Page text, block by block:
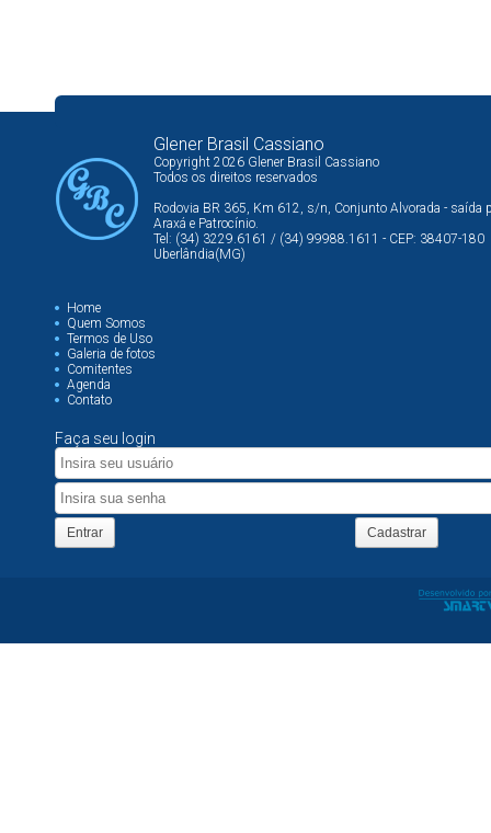
Glener Brasil Cassiano
Copyright 2026 Glener Brasil Cassiano
Todos os direitos reservados
Rodovia BR 365, Km 612, s/n, Conjunto Alvorada - saída
Araxá e Patrocínio.
Tel: (34) 3229.6161 / (34) 99988.1611 - CEP: 38407-180
Uberlândia(MG)
Home
Quem Somos
Termos de Uso
Galeria de fotos
Comitentes
Agenda
Contato
Faça seu login
Entrar Cadastrar